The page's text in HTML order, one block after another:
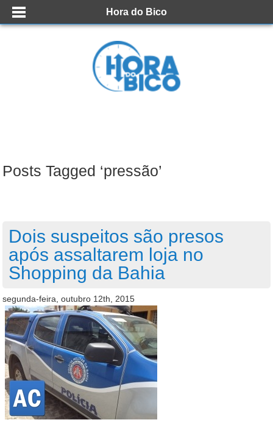
Hora do Bico
Posts Tagged ‘pressão’
Dois suspeitos são presos
após assaltarem loja no
Shopping da Bahia
segunda-feira, outubro 12th, 2015